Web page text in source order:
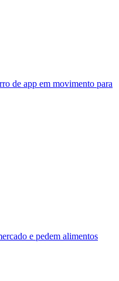
de app em movimento para
e pedem alimentos